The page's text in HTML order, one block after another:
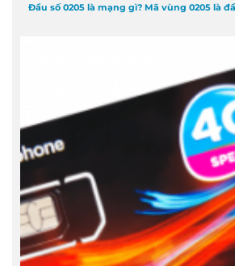
Đầu số 0205 là mạng gì? Mã vùng 0205 là